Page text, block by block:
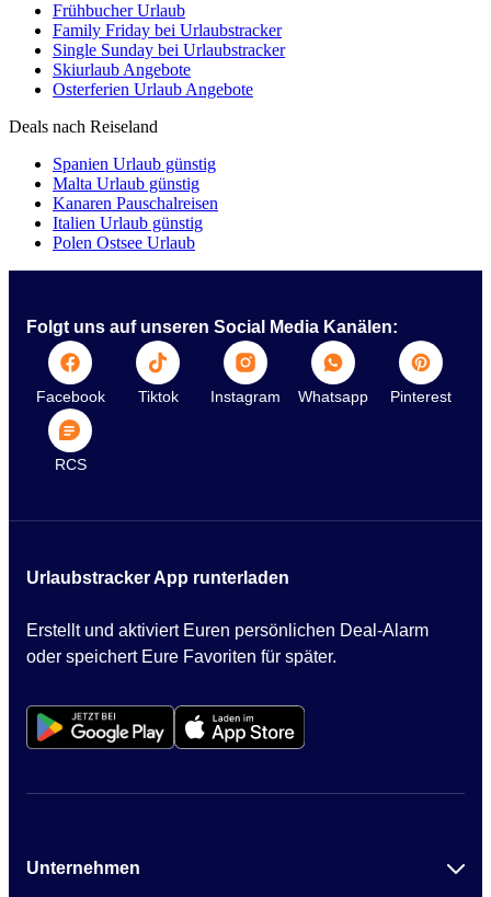
Frühbucher Urlaub
Family Friday bei Urlaubstracker
Single Sunday bei Urlaubstracker
Skiurlaub Angebote
Osterferien Urlaub Angebote
Deals nach Reiseland
Spanien Urlaub günstig
Malta Urlaub günstig
Kanaren Pauschalreisen
Italien Urlaub günstig
Polen Ostsee Urlaub